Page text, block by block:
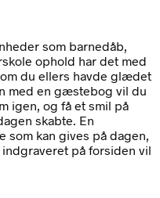
som barnedåb,
ophold har det med
du ellers havde glædet
med en gæstebog vil du
igen, og få et smil på
skabte. En
kan gives på dagen,
på forsiden vil